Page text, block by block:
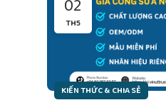
02
TH5
KIẾN THỨC & CHIA SẺ